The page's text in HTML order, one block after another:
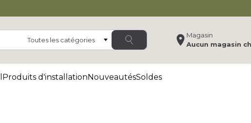
Catégorie
Magasin
Aucun magasin
Produits d'installationNouveautésSoldes